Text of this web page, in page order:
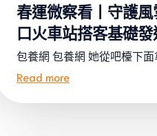
春運微察看丨守護
口火車站搭客基礎
包養網 包養網 她從吧檯下面
Read more